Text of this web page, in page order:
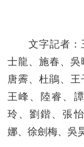
文字記者：
士龍、施春、吳
唐霽、杜鵑、王
王峰、陸睿、
玲、劉鍇、張
娜、徐劍梅、吳